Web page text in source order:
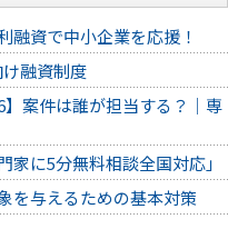
融資で中小企業を応援！
融資制度
】案件は誰が担当する？｜専
家に5分無料相談全国対応」
を与えるための基本対策